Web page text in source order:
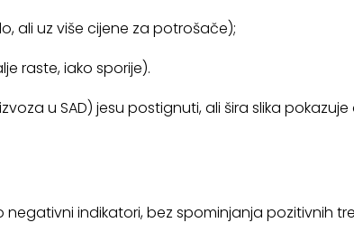
ali uz više cijene za potrošače);
raste, iako sporije).
u SAD) jesu postignuti, ali šira slika
indikatori, bez spominjanja pozitivnih